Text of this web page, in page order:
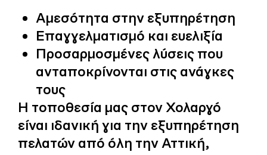
Αμεσότητα στην εξυπηρέτηση
Επαγγελματισμό και ευελιξία
Προσαρμοσμένες λύσεις που
ανταποκρίνονται στις ανάγκες
τους
Η τοποθεσία μας στον Χολαργό
είναι ιδανική για την εξυπηρέτηση
πελατών από όλη την Αττική,